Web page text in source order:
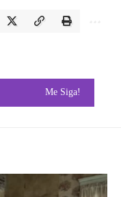
Me Siga!